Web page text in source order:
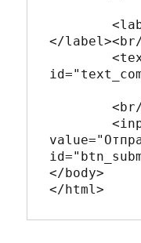
	<label>Текст сообщения:
</
	<textarea
	<br/>
	<input type="button"
</body>